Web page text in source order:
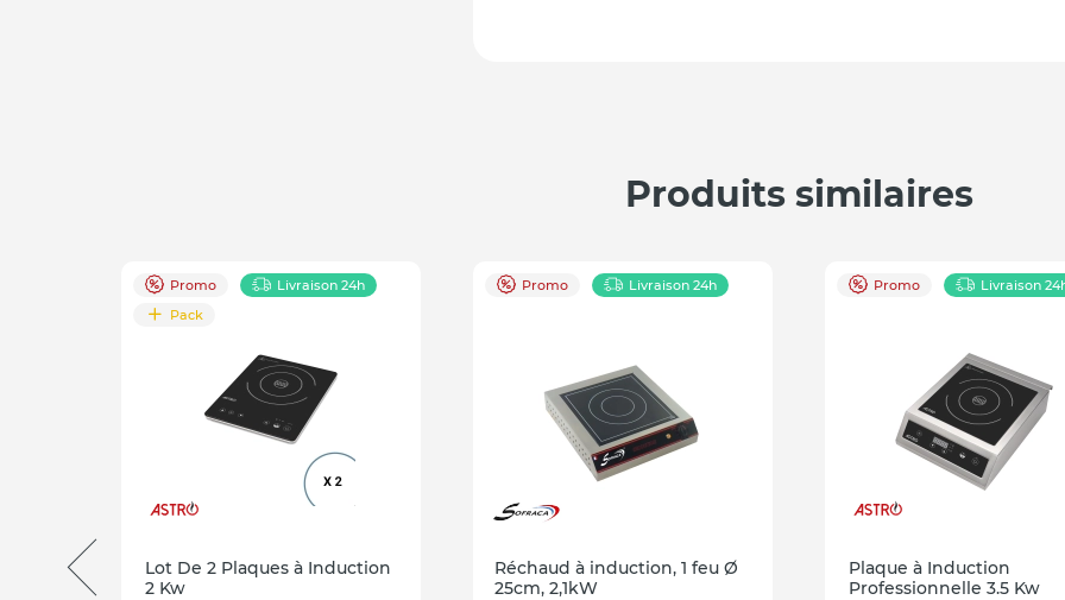
Produits similaires
Promo
Livraison 24h
Pack
Lot De 2 Plaques à Induction
2 Kw
Promo Livraison 24h
Réchaud à induction, 1 feu Ø
25cm, 2,1kW
Promo Livraison
Plaque à Induction
Professionnelle 3.5 Kw